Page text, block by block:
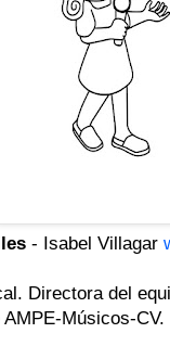
- Isabel Villagar
Directora del
Músicos-CV.